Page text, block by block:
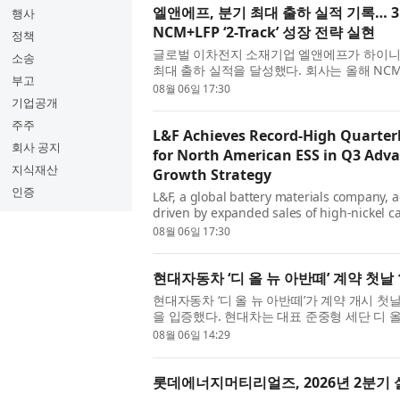
행사
정책
소송
부고
기업공개
주주
회사 공지
지식재산
인증
엘앤에프, 분기 최대 출하 실적 기록…
NCM+LFP ‘2-Track’ 성장 전략 실현
글로벌 이차전지 소재기업 엘앤에프가 하이
최대 출하 실적을 달성했다. 회사는 올해
것으로 전망했으며, 3분기부터는 북미 ESS...
08월 06일 17:30
L&F Achieves Record-High
for North American ESS in Q3
Growth Strategy
L&F, a global battery materials
driven by expanded sales of high-nickel
annual NCM shipments to significantly
08월 06일 17:30
현대자동차 ‘디 올 뉴 아반떼’ 계약 첫
현대자동차 ‘디 올 뉴 아반떼’가 계약 개시
을 입증했다. 현대차는 대표 준중형 세단 디
의 계약을 기록했다고 6일 밝혔다. 이...
08월 06일 14:29
롯데에너지머티리얼즈, 2026년 2분